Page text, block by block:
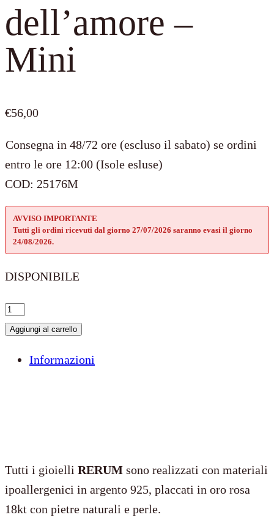
dell’amore –
Mini
€56,00
Consegna in 48/72 ore (escluso il sabato) se ordini
entro le ore 12:00 (Isole esluse)
COD: 25176M
AVVISO IMPORTANTE
Tutti gli ordini ricevuti dal giorno 27/07/2026 saranno evasi il giorno
24/08/2026.
DISPONIBILE
I
colori
Aggiungi al carrello
Informazioni
Tutti i gioielli RERUM sono realizzati con materiali
ipoallergenici in argento 925, placcati in oro rosa
18kt con pietre naturali e perle.